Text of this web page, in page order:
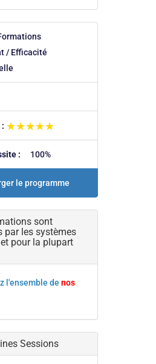
/ Efficacité
★★★★★
★★★★★
: 100%
le programme
sont
par les systèmes
pour la plupart
l'ensemble de nos
Sessions